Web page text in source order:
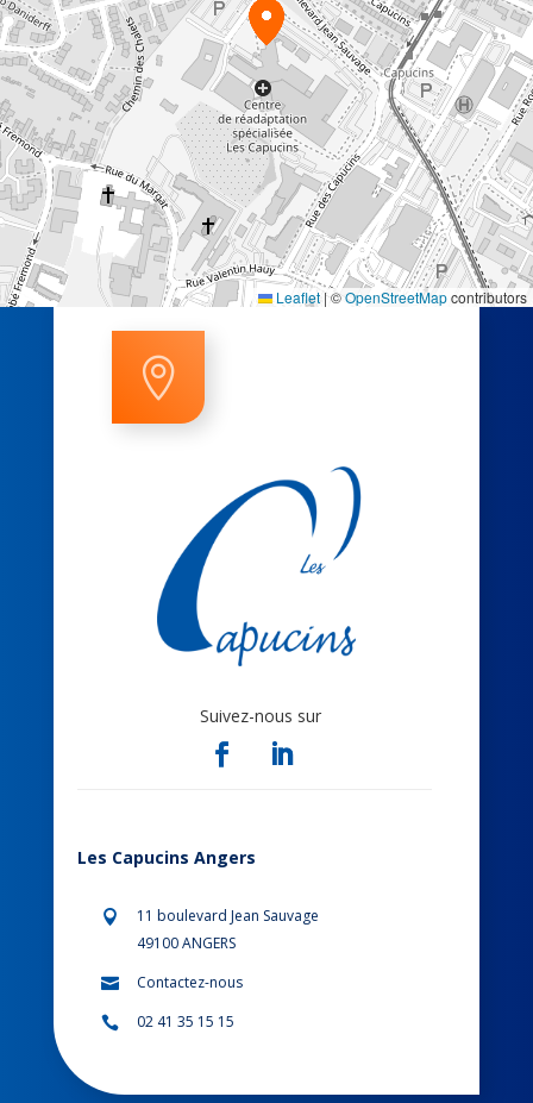
Leaflet |©OpenStreetMapcontributors

Suivez-nous sur
Les Capucins Angers

11 boulevard Jean Sauvage
49100 ANGERS
 Contactez-nous
 02 41 35 15 15